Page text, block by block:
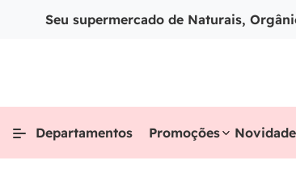
Seu supermercado de Naturais,
Departamentos Promoções